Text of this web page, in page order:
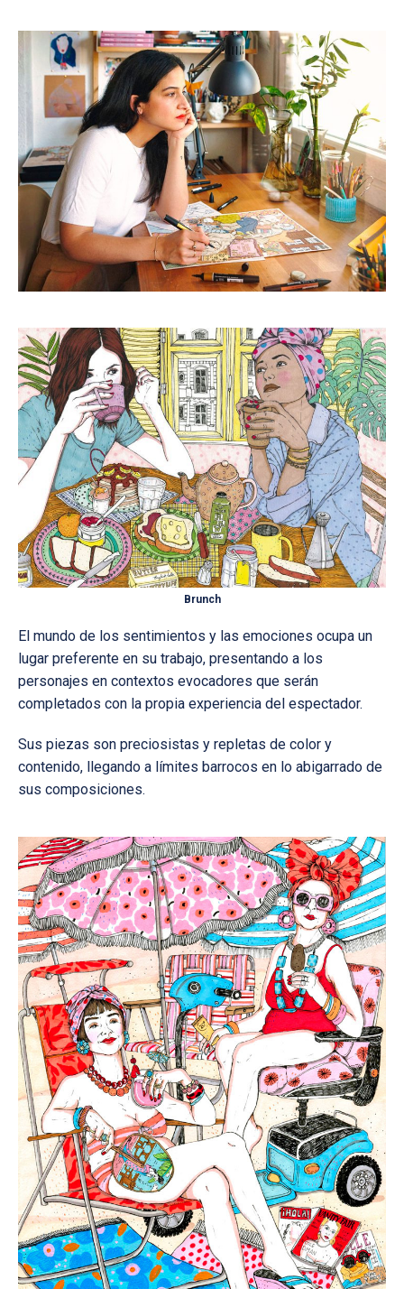
Brunch
El mundo de los sentimientos y las emociones ocupa un
lugar preferente en su trabajo, presentando a los
personajes en contextos evocadores que serán
completados con la propia experiencia del espectador.
Sus piezas son preciosistas y repletas de color y
contenido, llegando a límites barrocos en lo abigarrado de
sus composiciones.